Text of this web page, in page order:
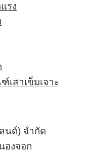
รง
สาเข็มเจาะ
นด์) จำกัด
องจอก